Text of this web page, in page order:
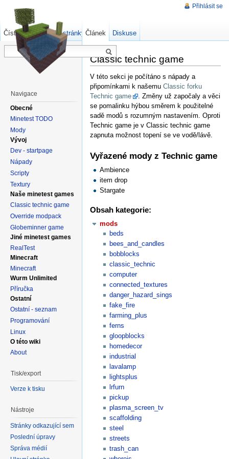
Classic technic game
V této sekci je počítáno s nápady a
připomínkami k našemu Classic forku
Technic game
. Změny už započaly a věci
se pomalinku hýbou směrem k použitelné
sadě modů s rozumným nastavením. Oproti
Technic game je v Classic technic game
zapnuta možnost topení se ve vodě/lávě.
Vyřazené mody z Technic game
Ambience
item drop
Stargate
Obsah kategorie:
mods
beds
bees_and_candles
bobblocks
classic_technic
computer
connected_textures
danger_hazard_sings
fake_fire
farming_plus
ferns
gloopblocks
homedecor
industrial
lavalamp
lightsplus
lrfurn
pickup
plasma_screen_tv
scaffolding
steel
streets
trash_can
Přihlásit se
Článek Diskuse
Číst Zdrojový kód stránky Starší verze
Navigace
Obecné
Minetest TODO
Mody
Vývoj
Dev - startpage
Nápady
Scripty
Textury
Naše minetest games
Classic technic game
Override modpack
Globeminner game
Jiné minetest games
RealTest
Minecraft
Minecraft
Wurm Unlimited
Příručka
Ostatní
Ostatní - seznam
Programování
Linux
O této wiki
About
Tisk/export
Verze k tisku
Nástroje
Stránky odkazující sem
Poslední úpravy
Správa médií